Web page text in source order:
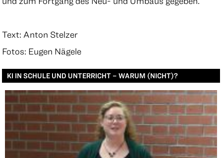
Text: Anton Stelzer
Fotos: Eugen Nägele
KI IN SCHULE UND UNTERRICHT – WARUM (NICHT)?